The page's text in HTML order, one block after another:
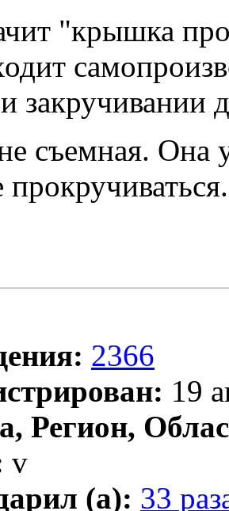
"крышка
закручивании
съемная. Она
2366
19
Регион,
v
(а): 33